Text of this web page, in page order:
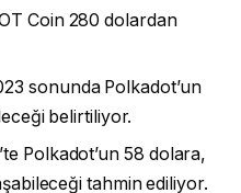
Coin 280 dolardan
sonunda Polkadot’un
belirtiliyor.
Polkadot’un 58 dolara,
tahmin ediliyor.